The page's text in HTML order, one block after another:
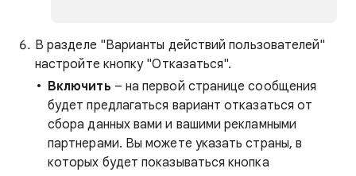
В разделе "Варианты действий пользователей"
настройте кнопку "Отказаться".
Включить – на первой странице сообщения
будет предлагаться вариант отказаться от
сбора данных вами и вашими рекламными
партнерами. Вы можете указать страны, в
которых будет показываться кнопка